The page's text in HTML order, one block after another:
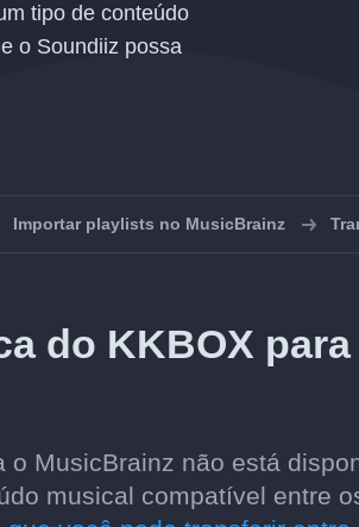
tipo de conteúdo
o Soundiiz possa
Importar playlists no MusicBrainz
do KKBOX
o MusicBrainz não está
musical compatível entre